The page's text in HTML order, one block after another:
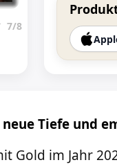
7/8
neue Tiefe und
Gold im Jahr